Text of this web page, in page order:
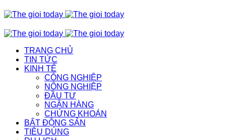
TRANG CHỦ
TIN TỨC
KINH TẾ
CÔNG NGHIỆP
NÔNG NGHIỆP
ĐẦU TƯ
NGÂN HÀNG
CHỨNG KHOÁN
BẤT ĐỘNG SẢN
TIÊU DÙNG